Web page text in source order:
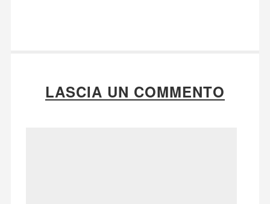
LASCIA UN COMMENTO